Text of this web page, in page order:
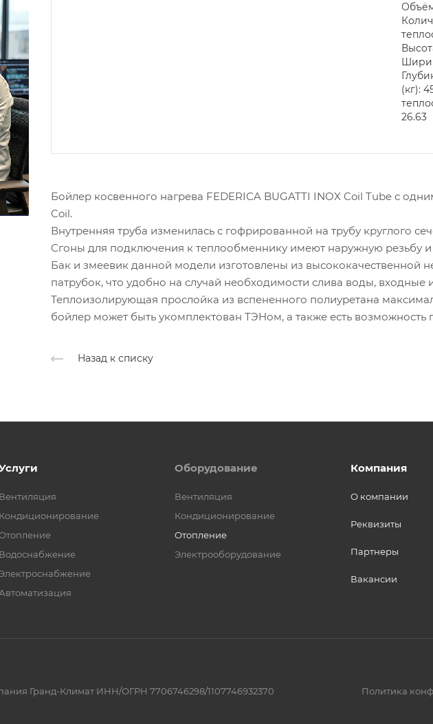
(кг):
26.63
Бойлер косвенного нагрева FEDERICA BUGATTI INOX Coil Tube с
Coil.
Внутренняя труба изменилась с гофрированной на трубу круглого
Сгоны для подключения к теплообменнику имеют наружную резьбу
Бак и змеевик данной модели изготовлены из высококачественной
патрубок, что удобно на случай необходимости слива воды,
Теплоизолирующая прослойка из вспененного полиуретана
бойлер может быть укомплектован ТЭНом, а также есть
Назад к списку
Вентиляция
Кондиционирование
Водоснабжение
Автоматизация
Оборудование
Вентиляция
Кондиционирование
Отопление
Электрооборудование
Компания
О компании
Реквизиты
Партнеры
Вакансии
Гранд-Климат ИНН/ОГРН 7706746298/1107746932370 Политика